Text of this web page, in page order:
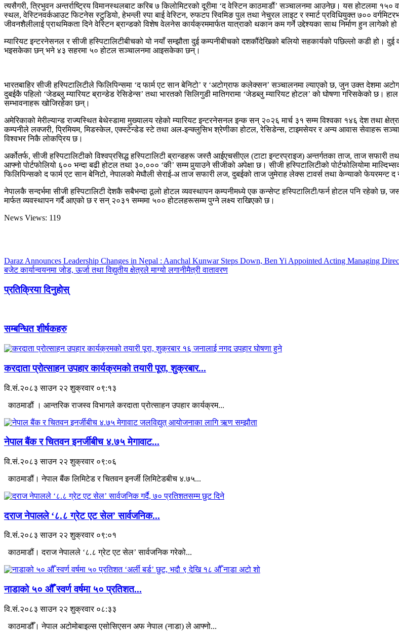
त्यसैगरी, त्रिभुवन अन्तर्राष्ट्रिय विमानस्थलबाट करिब ७ किलोमिटरको दूरीमा ‘द वेस्टिन काठमाडौं’ सञ्चालनमा आउनेछ। यस होटलमा
स्थल, वेस्टिनवर्कआउट फिटनेस स्टुडियो, हेभन्ली स्पा बाई वेस्टिन, रुफटप स्विमिङ पुल तथा नेचुरल लाइट र स्मार्ट प्रविधियुक्त ७००
जीवनशैलीलाई प्राथमिकता दिने वेस्टिन ब्रान्डको विशेष वेलनेस कार्यक्रममार्फत यात्राको थकान कम गर्ने उद्देश्यका साथ निर्माण हुन लागेको
म्यारियट इन्टरनेसनल र सीजी हस्पिटालिटीबीचको यो नयाँ सम्झौता दुई कम्पनीबीचको दशकौंदेखिको बलियो सहकार्यको पछिल्लो कडी हो। दुई
भइसकेका छन् भने ४३ सहरमा ५० होटल सञ्चालनमा आइसकेका छन्।
भारतबाहिर सीजी हस्पिटालिटीले फिलिपिन्समा ‘द फार्म एट सान बेनिटो’ र ‘अटोग्राफ कलेक्सन’ सञ्चालनमा ल्याएको छ, जुन उक्त
दुबईकै पहिलो ‘जेडब्लु म्यारियट ब्रान्डेड रेसिडेन्स’ तथा भारतको सिलिगुडी मातिगरामा ‘जेडब्लु म्यारियट होटल’ को घोषणा गरिसकेको छ।
सम्भावनाहरू खोजिरहेका छन्।
अमेरिकाको मेरील्यान्ड राज्यस्थित बेथेस्डामा मुख्यालय रहेको म्यारियट इन्टरनेसनल इन्क सन् २०२६ मार्च ३१ सम्म विश्वका १४६ देश तथा
कम्पनीले लक्जरी, प्रिमियम, मिडस्केल, एक्स्टेन्डेड स्टे तथा अल-इन्क्लुसिभ श्रेणीका होटल, रेसिडेन्स, टाइमसेयर र अन्य आवास सेवाहरू
विश्वभर निकै लोकप्रिय छ।
अर्कोतर्फ, सीजी हस्पिटालिटीको विश्वप्रसिद्ध हस्पिटालिटी ब्रान्डहरू जस्तै आईएचसीएल (टाटा इन्टरप्राइज) अन्तर्गतका ताज, ताज
आफ्नो पोर्टफोलियो ६०० भन्दा बढी होटल तथा ३०,००० ‘की’ सम्म पुर्‍याउने सीजीको अपेक्षा छ। सीजी हस्पिटालिटीको पोर्टफोलियोमा
फिलिपिन्सको द फार्म एट सान बेनिटो, नेपालको मेघौली सेराई-अ ताज सफारी लज, दुबईको ताज जुमेराह लेक्स टावर्स तथा केन्याको फेयरमन्ट
नेपालकै सन्दर्भमा सीजी हस्पिटालिटी देशकै सबैभन्दा ठूलो होटल व्यवस्थापन कम्पनीमध्ये एक कन्सेप्ट हस्पिटालिटी/फर्न होटल पनि रहेको छ,
मार्फत व्यवस्थापन गर्दै आएको छ र सन् २०३१ सम्ममा ५०० होटलहरूसम्म पुग्ने लक्ष्य राखिएको छ।
News Views: 119
Daraz Announces Leadership Changes in Nepal : Aanchal Kunwar Steps Down, Ben Yi Appointed Acting Managing
बजेट कार्यान्वयनमा जोड, ऊर्जा तथा विद्युतीय क्षेत्रले माग्यो लगानीमैत्री वातावरण
प्रतिक्रिया दिनुहोस्
सम्बन्धित शीर्षकहरु
करदाता प्रोत्साहन उपहार कार्यक्रमको तयारी पूरा, शुक्रबार...
वि.सं.२०८३ साउन २२ शुक्रवार ०९:१३
काठमाडौं । आन्तरिक राजस्व विभागले करदाता प्रोत्साहन उपहार कार्यक्रम...
नेपाल बैंक र चितवन इनर्जीबीच ४.७५ मेगावाट...
वि.सं.२०८३ साउन २२ शुक्रवार ०९:०६
काठमाडौं। नेपाल बैंक लिमिटेड र चितवन इनर्जी लिमिटेडबीच ४.७५...
दराज नेपालले ‘८.८ ग्रेट एट सेल’ सार्वजनिक...
वि.सं.२०८३ साउन २२ शुक्रवार ०९:०१
काठमाडौं। दराज नेपालले ‘८.८ ग्रेट एट सेल’ सार्वजनिक गरेको...
नाडाको ५० औँ स्वर्ण वर्षमा ५० प्रतिशत...
वि.सं.२०८३ साउन २२ शुक्रवार ०८:३३
काठमाडौँ। नेपाल अटोमोबाइल्स एसोसिएसन अफ नेपाल (नाडा) ले आफ्नो...